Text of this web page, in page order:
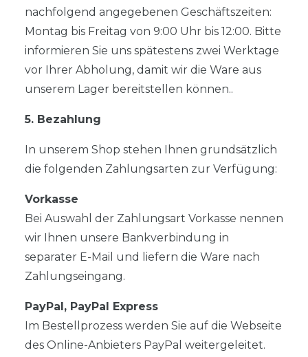
nachfolgend angegebenen Geschäftszeiten:
Montag bis Freitag von 9:00 Uhr bis 12:00. Bitte
informieren Sie uns spätestens zwei Werktage
vor Ihrer Abholung, damit wir die Ware aus
unserem Lager bereitstellen können..
5. Bezahlung
In unserem Shop stehen Ihnen grundsätzlich
die folgenden Zahlungsarten zur Verfügung:
Vorkasse
Bei Auswahl der Zahlungsart Vorkasse nennen
wir Ihnen unsere Bankverbindung in
separater E-Mail und liefern die Ware nach
Zahlungseingang.
PayPal, PayPal Express
Im Bestellprozess werden Sie auf die Webseite
des Online-Anbieters PayPal weitergeleitet.